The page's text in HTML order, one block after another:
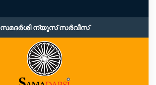
സമദർശി ന്യൂസ് സർവീസ്